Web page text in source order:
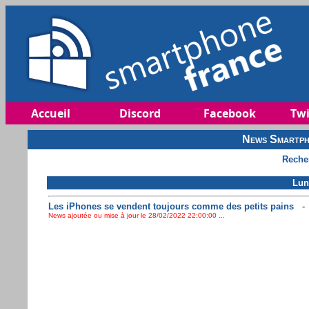
Accueil Discord Facebook
News
Les iPhones se vendent toujours comme des petits pains
News ajoutée ou mise à jour le 28/02/2022 22:00:00 ...